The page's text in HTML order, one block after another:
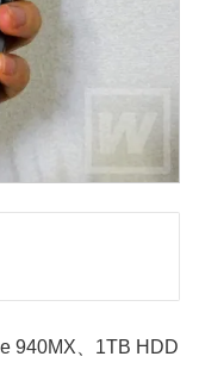
940MX、1TB HDD